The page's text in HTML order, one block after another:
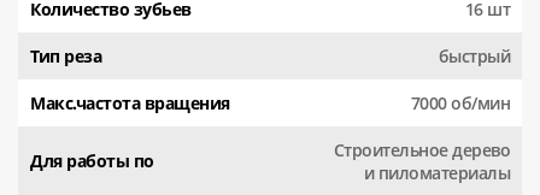
Количество зубьев 16 шт
Тип реза быстрый
Макс.частота вращения 7000 об/мин
Для работы по
Строительное дерево
и пиломатериалы